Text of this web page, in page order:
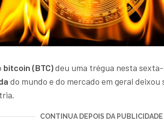
bitcoin (BTC)deu uma trégua nesta
do mundo e do mercado em geral deixou
CONTINUA DEPOIS DA PUBLICIDADE